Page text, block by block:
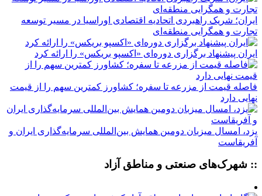
ایران؛ شریک راهبردی اتحادیه اقتصادی اوراسیا در مسیر توسعه
تجارت و همگرایی منطقه‌ای
ایران پیشنهاد برگزاری دوره‌ای «اکسپو بریکس» را ارائه کرد
فاصله قیمت از مزرعه تا سفره؛ کشاورز کمترین سهم را از قیمت
نهایی دارد
یزد، امسال میزبان دومین همایش بین‌المللی سرمایه‌گذاری ایران و
آفریقاست
:: شهرک‌های صنعتی و مناطق آزاد